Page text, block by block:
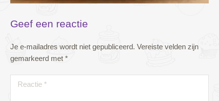
Geef een reactie
Je e-mailadres wordt niet gepubliceerd. Vereiste velden zijn
gemarkeerd met *